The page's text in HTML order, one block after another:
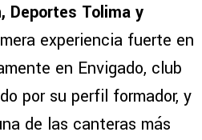
Deportes Tolima y
experiencia fuerte en
en Envigado, club
por su perfil formador, y
de las canteras más